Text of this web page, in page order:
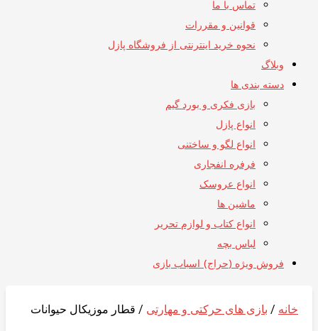
تماس با ما
قوانین و مقررات
نحوه خرید اینترنتی از فروشگاه پازل
وبلاگ
دسته بندی ها
بازی فکری و بورد گیم
انواع پازل
انواع لگو و ساختنی
فرفره انفجاری
انواع عروسک
ماشین ها
انواع کتاب و لوازم تحریر
لباس بچه
فروش ویژه (حراج) اسباب بازی
خانه / بازی های حرکتی و مهارتی / قطار موزیکال حیوانات